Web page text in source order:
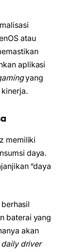
atau
aplikasi
yang
kinerja.
memiliki
daya.
“daya
baterai yang
akan
daily driver